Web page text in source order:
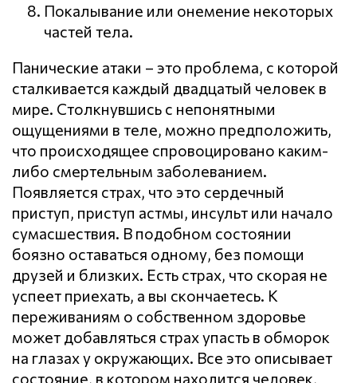
Покалывание или онемение некоторых
частей тела.
Панические атаки – это проблема, с которой
сталкивается каждый двадцатый человек в
мире. Столкнувшись с непонятными
ощущениями в теле, можно предположить,
что происходящее спровоцировано каким-
либо смертельным заболеванием.
Появляется страх, что это сердечный
приступ, приступ астмы, инсульт или начало
сумасшествия. В подобном состоянии
боязно оставаться одному, без помощи
друзей и близких. Есть страх, что скорая не
успеет приехать, а вы скончаетесь. К
переживаниям о собственном здоровье
может добавляться страх упасть в обморок
на глазах у окружающих. Все это описывает
состояние, в котором находится человек,